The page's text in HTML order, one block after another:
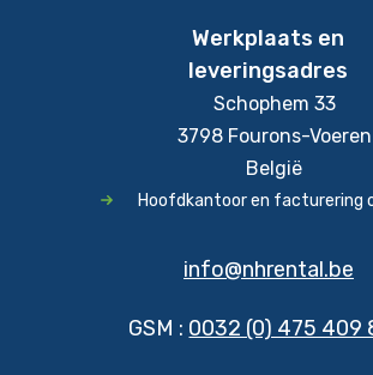
Werkplaats en
leveringsadres
Schophem 33
3798 Fourons-Voeren
België
Hoofdkantoor en facturering
info@nhrental.be
GSM : 0032 (0) 475 409